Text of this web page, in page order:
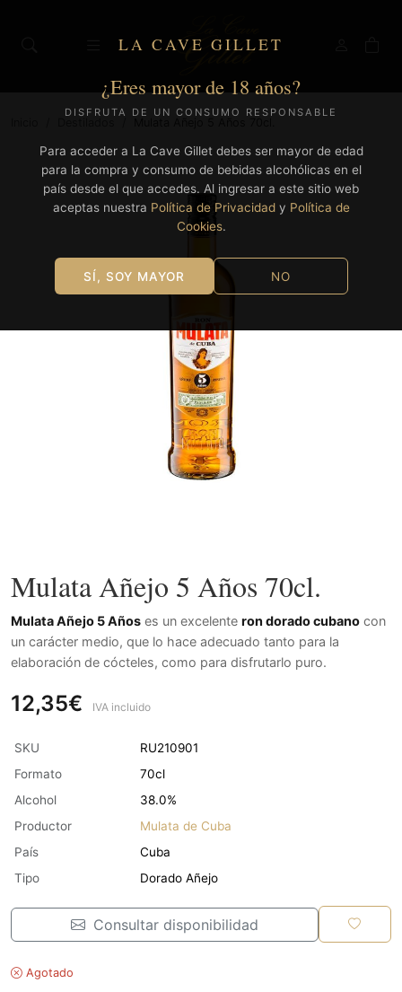
LA CAVE GILLET
¿Eres mayor de 18 años?
DISFRUTA DE UN CONSUMO RESPONSABLE
Para acceder a La Cave Gillet debes ser mayor de edad
para la compra y consumo de bebidas alcohólicas en el
país desde el que accedes. Al ingresar a este sitio web
aceptas nuestra Política de Privacidady Política de
Cookies.
SÍ, SOY MAYOR NO
Mulata Añejo 5 Años 70cl.
Mulata Añejo 5 Años es un excelente ron dorado cubano con
un carácter medio, que lo hace adecuado tanto para la
elaboración de cócteles, como para disfrutarlo puro.
12,35€ IVA incluido
SKU
RU210901
Formato
70cl
Alcohol
38.0%
Productor
Mulata de Cuba
País
Cuba
Tipo
Dorado Añejo
Consultar disponibilidad
Agotado